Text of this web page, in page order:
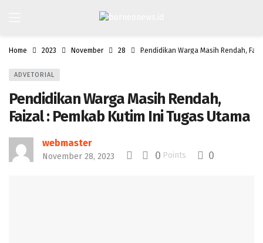
Home 2023 November 28 Pendidikan Warga Masih Rendah,
ADVETORIAL
Pendidikan Warga Masih Rendah,
Faizal : Pemkab Kutim Ini Tugas Utama
webmaster
November 28, 2023 0 Points 0